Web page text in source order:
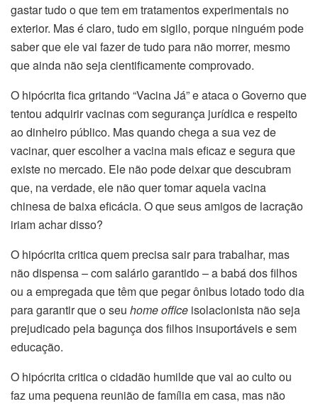
gastar tudo o que tem em tratamentos experimentais no
exterior. Mas é claro, tudo em sigilo, porque ninguém pode
saber que ele vai fazer de tudo para não morrer, mesmo
que ainda não seja cientificamente comprovado.
O hipócrita fica gritando “Vacina Já” e ataca o Governo que
tentou adquirir vacinas com segurança jurídica e respeito
ao dinheiro público. Mas quando chega a sua vez de
vacinar, quer escolher a vacina mais eficaz e segura que
existe no mercado. Ele não pode deixar que descubram
que, na verdade, ele não quer tomar aquela vacina
chinesa de baixa eficácia. O que seus amigos de lacração
iriam achar disso?
O hipócrita critica quem precisa sair para trabalhar, mas
não dispensa – com salário garantido – a babá dos filhos
ou a empregada que têm que pegar ônibus lotado todo dia
para garantir que o seu home office isolacionista não seja
prejudicado pela bagunça dos filhos insuportáveis e sem
educação.
O hipócrita critica o cidadão humilde que vai ao culto ou
faz uma pequena reunião de família em casa, mas não